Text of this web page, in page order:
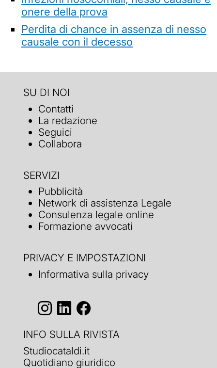
onere della prova
Perdita di chance in assenza di nesso
causale con il decesso
SU DI NOI
Contatti
La redazione
Seguici
Collabora
SERVIZI
Pubblicità
Network di assistenza Legale
Consulenza legale online
Formazione avvocati
PRIVACY E IMPOSTAZIONI
Informativa sulla privacy
INFO SULLA RIVISTA
Studiocataldi.it
Quotidiano giuridico